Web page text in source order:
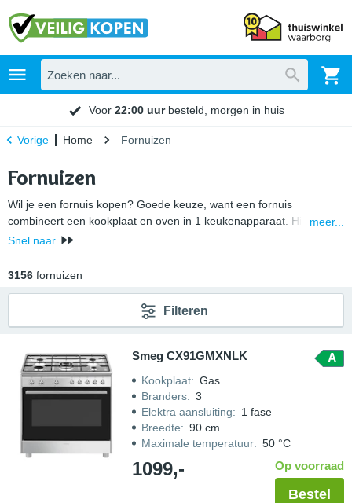
Voor 22:00 uurbesteld, morgen in huis
Vorige Home Fornuizen
Fornuizen
Wil je een fornuis kopen? Goede keuze, want een fornuis
combineert een kookplaat en oven in 1 keukenapparaat. Hierbij
heb je keuze uit fornuizen met een gaskookplaat of een elektrische
gasfornuis nauwkeurig te regelen. Maar een inductiefornuis is een
inhoud van een fornuis met oven verschillen. Zo hebben fornuizen
van 90 cm breed vaak 1 brede of meerdere ovens.
meer...
Snel naar
3156 fornuizen
Filteren
Smeg CX91GMXNLK A
Kookplaat: Gas
Branders: 3
Elektra aansluiting: 1 fase
Breedte: 90 cm
Maximale temperatuur: 50 °C
1099,- Op voorraad
Bestel